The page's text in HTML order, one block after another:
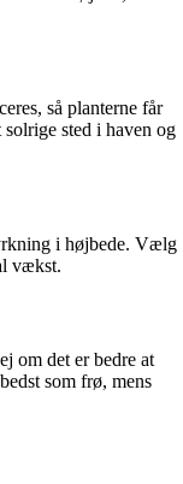
så planterne får
sted i haven og
i højbede. Vælg
vækst.
om det er bedre at
som frø, mens